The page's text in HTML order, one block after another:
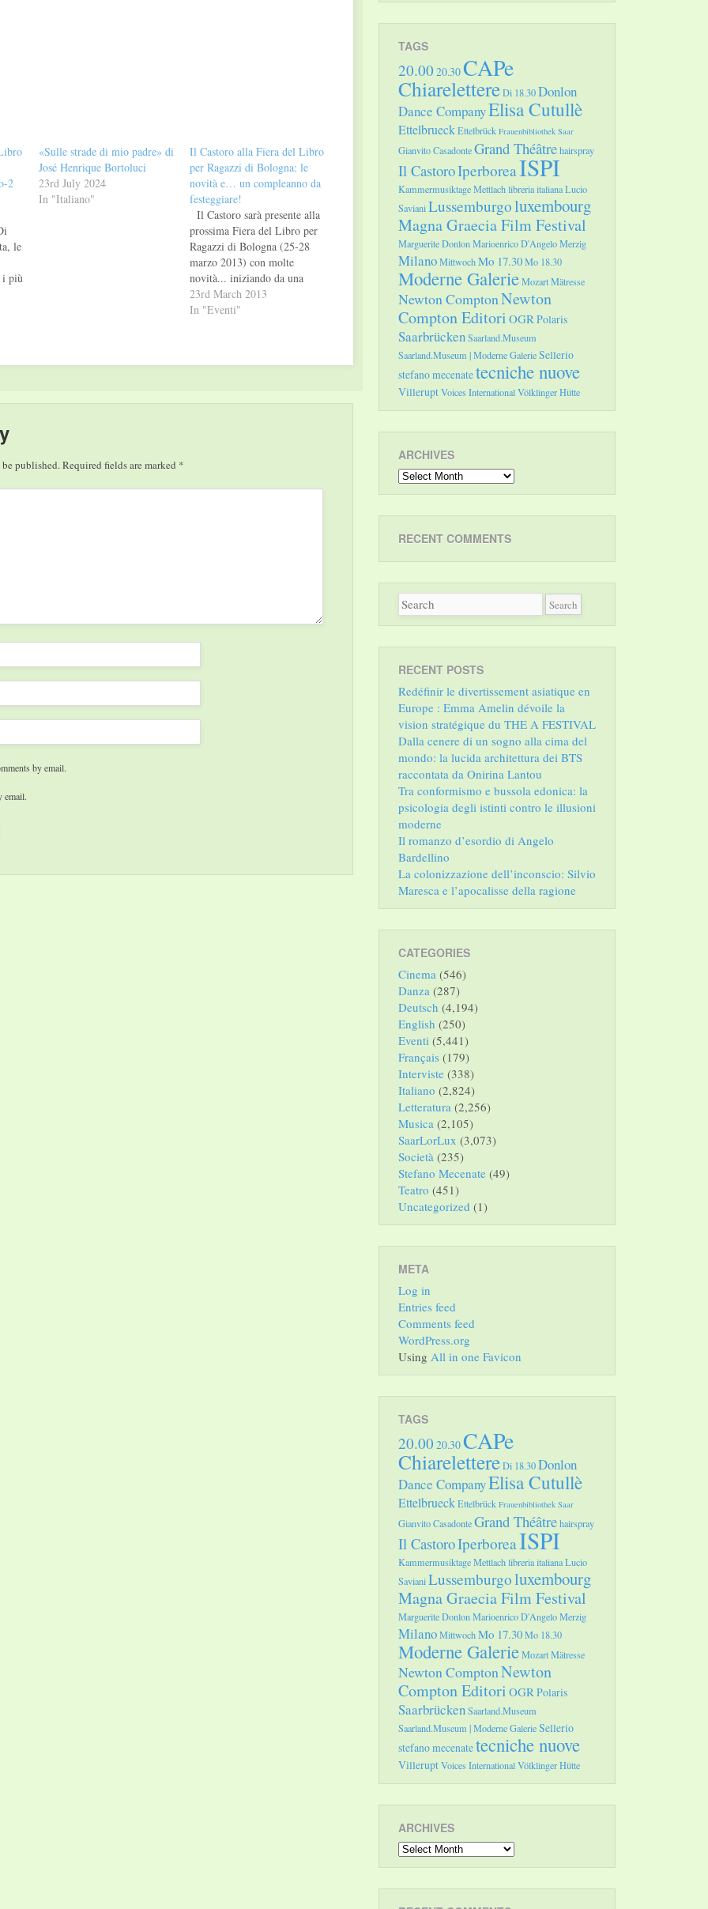
2
le
i più
«Sulle strade di mio padre» di
José Henrique Bortoluci
23rd July 2024
In "Italiano"
Il Castoro alla Fiera del Libro
per Ragazzi di Bologna: le
novità e… un compleanno da
festeggiare!
Il Castoro sarà presente alla
prossima Fiera del Libro per
Ragazzi di Bologna (25-28
marzo 2013) con molte
novità... iniziando da una
nuova posizione: quest’anno
allo Stand A31, Padiglione
23rd March 2013
In "Eventi"
published.Required fields are marked *
by email.
email.
TAGS
20.00 20.30CAPe
ChiarelettereDi 18.30Donlon
Dance CompanyElisa Cutullè
EttelbrueckEttelbrück Frauenbibliothek Saar
Gianvito CasadonteGrand Théâtrehairspray
Il CastoroIperboreaISPI
Kammermusiktage Mettlachlibreria italianaLucio
SavianiLussemburgoluxembourg
Magna Graecia Film Festival
Marguerite DonlonMarioenrico D'AngeloMerzig
MilanoMittwochMo 17.30Mo 18.30
Moderne GalerieMozartMätresse
Newton ComptonNewton
Compton Editori OGRPolaris
SaarbrückenSaarland.Museum
Saarland.Museum | Moderne GalerieSellerio
stefano mecenatetecniche nuove
VilleruptVoices InternationalVölklinger Hütte
ARCHIVES
Archives
RECENT COMMENTS
RECENT POSTS
Redéfinir le divertissement asiatique en
Europe : Emma Amelin dévoile la
vision stratégique du THE A FESTIVAL
Dalla cenere di un sogno alla cima del
mondo: la lucida architettura dei BTS
raccontata da Onirina Lantou
Tra conformismo e bussola edonica: la
psicologia degli istinti contro le illusioni
moderne
Il romanzo d’esordio di Angelo
Bardellino
La colonizzazione dell’inconscio: Silvio
Maresca e l’apocalisse della ragione
CATEGORIES
Cinema (546)
Danza (287)
Deutsch (4,194)
English (250)
Eventi (5,441)
Français (179)
Interviste (338)
Italiano (2,824)
Letteratura (2,256)
Musica (2,105)
SaarLorLux (3,073)
Società (235)
Stefano Mecenate (49)
Teatro (451)
Uncategorized (1)
META
Log in
Entries feed
Comments feed
WordPress.org
Using All in one Favicon
TAGS
20.00 20.30CAPe
ChiarelettereDi 18.30Donlon
Dance CompanyElisa Cutullè
EttelbrueckEttelbrück Frauenbibliothek Saar
Gianvito CasadonteGrand Théâtrehairspray
Il CastoroIperboreaISPI
Kammermusiktage Mettlachlibreria italianaLucio
SavianiLussemburgoluxembourg
Magna Graecia Film Festival
Marguerite DonlonMarioenrico D'AngeloMerzig
MilanoMittwochMo 17.30Mo 18.30
Moderne GalerieMozartMätresse
Newton ComptonNewton
Compton Editori OGRPolaris
SaarbrückenSaarland.Museum
Saarland.Museum | Moderne GalerieSellerio
stefano mecenatetecniche nuove
VilleruptVoices InternationalVölklinger Hütte
ARCHIVES
Archives